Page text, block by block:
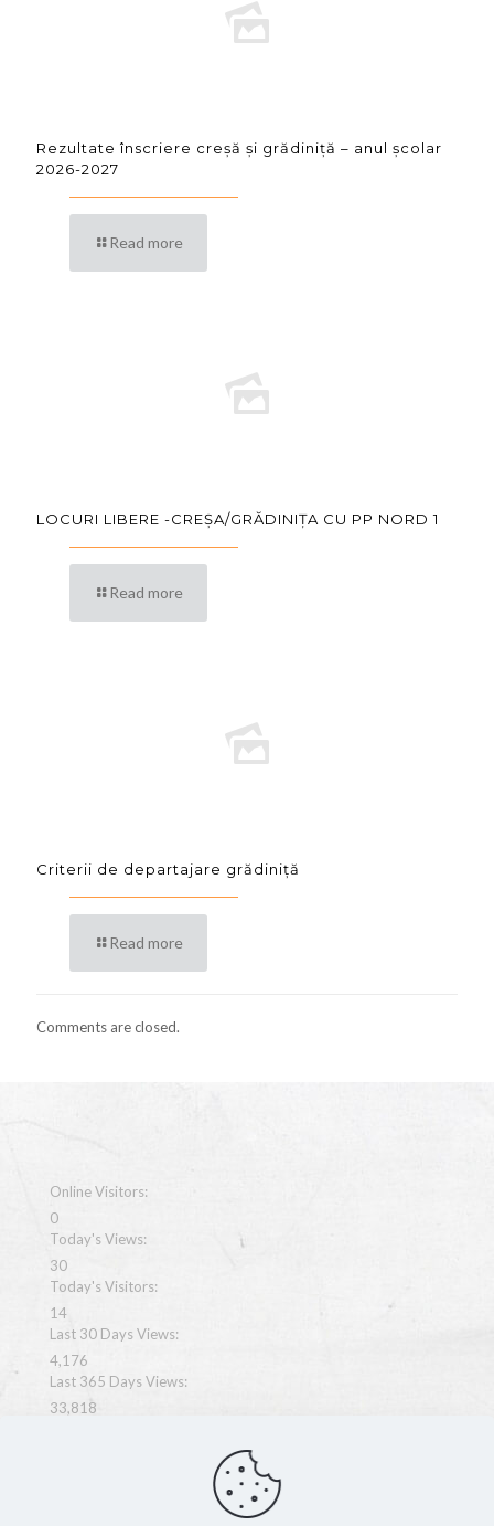
Rezultate înscriere creșă și grădiniță – anul școlar
2026-2027
Read more
LOCURI LIBERE -CREȘA/GRĂDINIȚA CU PP NORD 1
Read more
Criterii de departajare grădiniță
Read more
Comments are closed.
Online Visitors:
0
Today's Views:
30
Today's Visitors:
14
Last 30 Days Views:
4,176
Last 365 Days Views:
33,818